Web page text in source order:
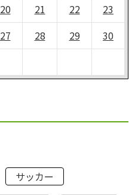
20 21 22
23
27 28 29
30
サッカー